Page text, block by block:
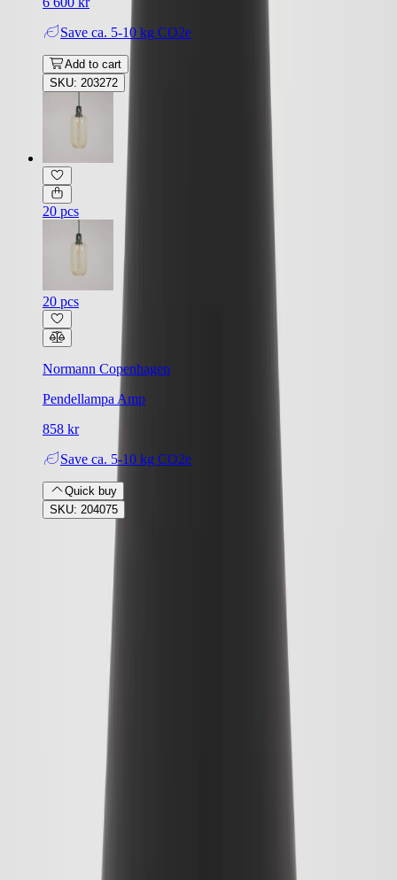
Save ca. 5-10 kg CO2e
Add to cart
SKU: 203272
20 pcs
20 pcs
Normann Copenhagen
Pendellampa Amp
858 kr
Save ca. 5-10 kg CO2e
Quick buy
SKU: 204075
Rafz
Vi erbjuder företag och privatpersoner ett prisvärt och miljövänligt
sätt att köpa och sälja återbrukade möbler på. Med vår breda
lösningar där vi köper och källsorterar era begagnade möbler,
inreder och behovsanpassar nya kontorslokaler och optimerar
befintliga kontorsytor.